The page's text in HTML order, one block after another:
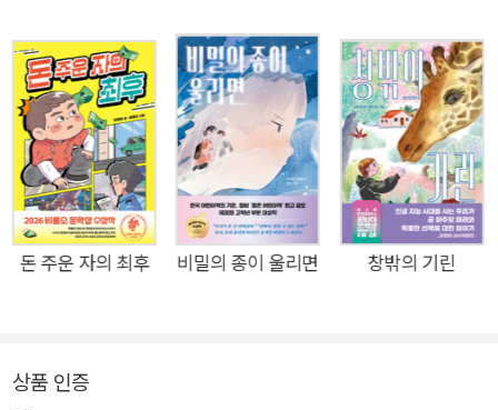
유한 장면이라 할 만하다. 철저하면서도 섬세한 서사는 여전한 가
운데, 작가는 한층 더 어린이의 현실에 밀착한다. 『허수의 정체』
는 우리 주변 어딘가에 살고 있을 듯한 ‘표선초등학교 6학년 2반’
아이들의 이야기 여덟 편을 엮었다. 평행 우주의 신비도, 지구를
정복하려는 악의 음모도 없는 평범한 신도시를 배경으로 하지만,
아이들은 저마다의 고민을 품고 누구보다 치열하게 살아가는 중
이다. 그들은 무회전 킥에 집요하게 도전하고, 사랑과 우정 사이
에서 갈팡질팡하며, 정체불명의 전학생의 정체를 밝히고자 동분
렘, 용기, 안타까움, 후회, 불안, 상실감, 슬픔”(이상 「작가의 말」)
돈 주운 자의 최후 비밀의 종이 울리면 창밖의 기린
상품 인증